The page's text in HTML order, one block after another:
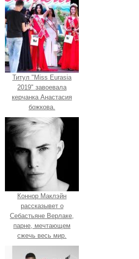
Титул "Miss Eurasia
2019" завоевала
керчанка Анастасия
божкова.
Коннор Маклэйн
рассказывет о
Себастьяне Верлаке,
парне, мечтающем
сжечь весь мир.